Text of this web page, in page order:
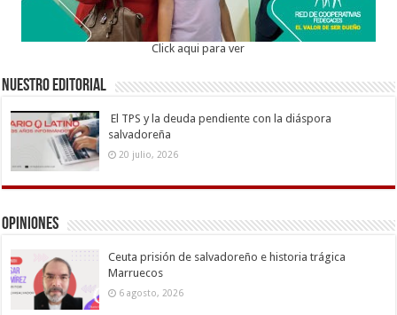
Click aqui para ver
Nuestro Editorial
El TPS y la deuda pendiente con la diáspora
salvadoreña
20 julio, 2026
Opiniones
Ceuta prisión de salvadoreño e historia trágica
Marruecos
6 agosto, 2026